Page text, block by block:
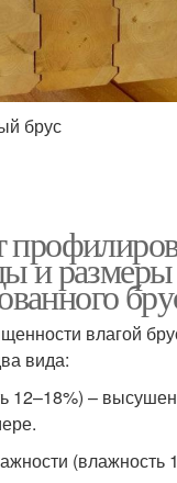
брус
и размеры
влагой
вида:
12–18%) –
(влажность